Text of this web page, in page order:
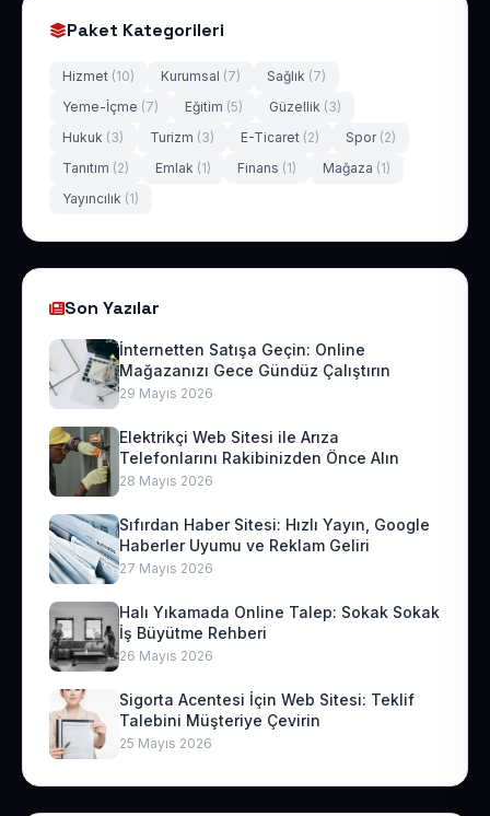
Paket Kategorileri
Hizmet (10) Kurumsal (7) Sağlık (7)
Yeme-İçme (7) Eğitim (5) Güzellik (3)
Hukuk (3) Turizm (3) E-Ticaret (2) Spor (2)
Tanıtım (2) Emlak (1) Finans (1) Mağaza (1)
Yayıncılık (1)
Son Yazılar
İnternetten Satışa Geçin: Online
Mağazanızı Gece Gündüz Çalıştırın
29 Mayıs 2026
Elektrikçi Web Sitesi ile Arıza
Telefonlarını Rakibinizden Önce Alın
28 Mayıs 2026
Sıfırdan Haber Sitesi: Hızlı Yayın, Google
Haberler Uyumu ve Reklam Geliri
27 Mayıs 2026
Halı Yıkamada Online Talep: Sokak Sokak
İş Büyütme Rehberi
26 Mayıs 2026
Sigorta Acentesi İçin Web Sitesi: Teklif
Talebini Müşteriye Çevirin
25 Mayıs 2026